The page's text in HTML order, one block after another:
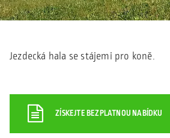
Jezdecká hala se stájemi pro koně.
ZÍSKEJTE BEZPLATNOU NABÍDKU